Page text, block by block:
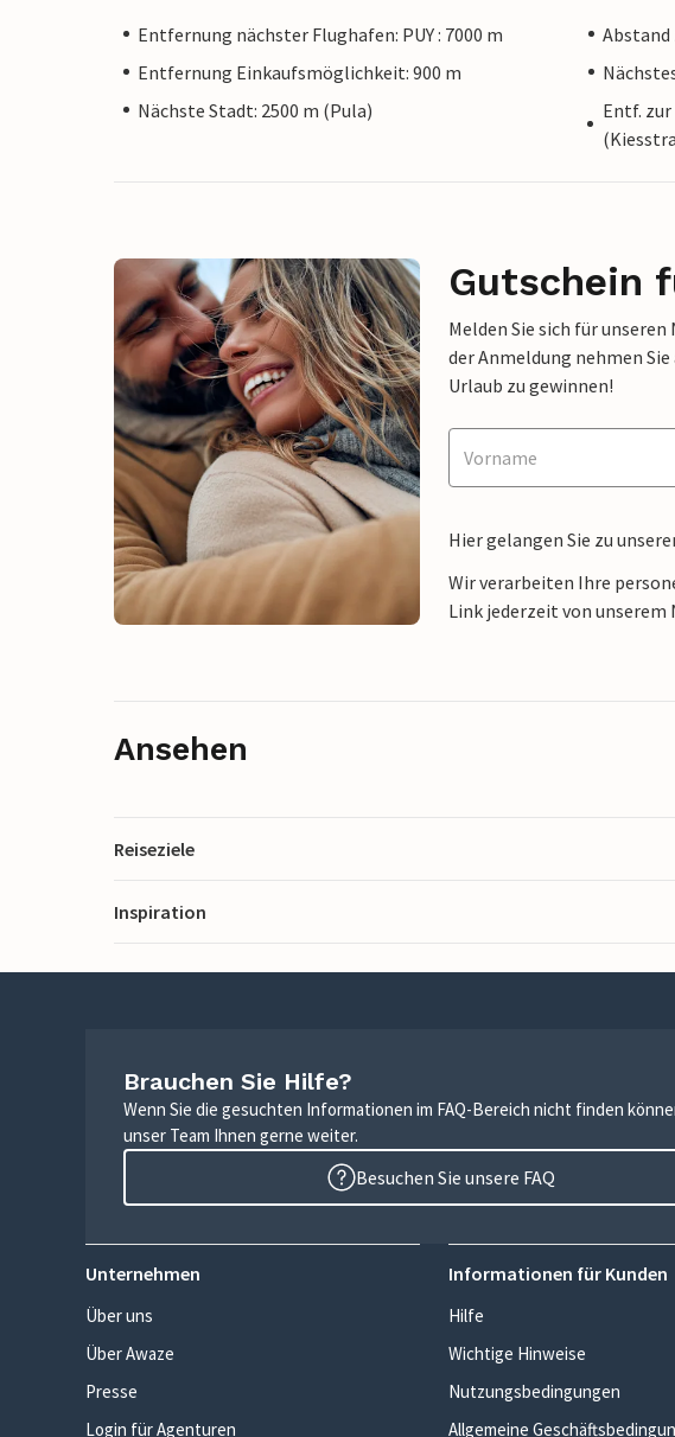
Entfernung nächster Flughafen: PUY : 7000 m
Abstand
Entfernung Einkaufsmöglichkeit: 900 m
Nächste Stadt: 2500 m (Pula)
Entf.
Gutschein
Melden Sie sich für
der Anmeldung nehmen
Urlaub zu gewinnen!
Hier gelangen Sie zu
Wir verarbeiten Ihre
Link jederzeit von unserem
Ansehen
Reiseziele
Inspiration
Brauchen Sie Hilfe?
Wenn Sie die gesuchten Informationen im FAQ-Bereich nicht finden
unser Team Ihnen gerne weiter.
Besuchen Sie unsere FAQ
Unternehmen
Über uns
Über Awaze
Presse
Login für Agenturen
Informationen für Kunden
Hilfe
Wichtige Hinweise
Nutzungsbedingungen
Allgemeine